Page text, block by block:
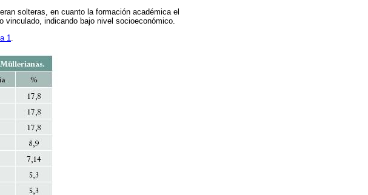
solteras, en cuanto la formación académica el
indicando bajo nivel socioeconómico.
1.